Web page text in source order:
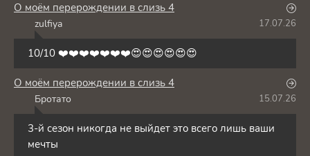
О моём перерождении в слизь 4
zulfiya 17.07.26
10/10 ❤️❤️❤️❤️❤️❤️❤️😍😍😍😍😍😍
О моём перерождении в слизь 4
Бротато 15.07.26
3-й сезон никогда не выйдет это всего лишь ваши
мечты